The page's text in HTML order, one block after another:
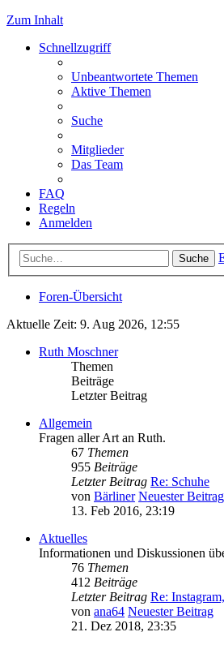
Zum Inhalt
Schnellzugriff
Unbeantwortete Themen
Aktive Themen
Suche
Mitglieder
Das Team
FAQ
Regeln
Anmelden
Suche
Foren-Übersicht
Aktuelle Zeit: 9. Aug 2026, 12:55
Ruth Moschner
Themen
Beiträge
Letzter Beitrag
Allgemein
Fragen aller Art an Ruth.
67 Themen
955 Beiträge
Letzter Beitrag Re: Schuhe
von Bärliner Neuester Beitrag
13. Feb 2016, 23:19
Aktuelles
Informationen und Diskussionen
76 Themen
412 Beiträge
Letzter Beitrag Re:
von ana64 Neuester Beitrag
21. Dez 2018, 23:35